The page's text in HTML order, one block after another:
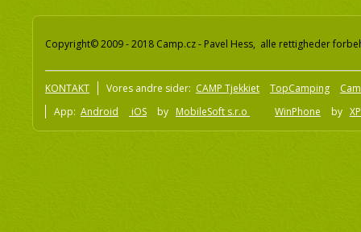
Copyright© 2009 - 2018 Camp.cz - Pavel Hess, alle rettigheder
KONTAKT Vores andre sider: CAMP Tjekkiet TopCamping
App: Android iOS by MobileSoft s.r.o WinPhone by